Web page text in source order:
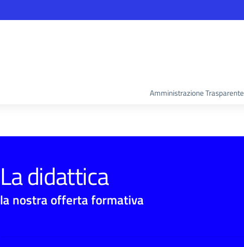
Amministrazione Trasparente
La didattica
la nostra offerta formativa